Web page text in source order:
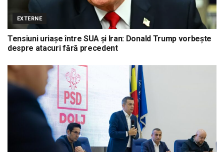
EXTERNE
Tensiuni uriașe între SUA și Iran: Donald Trump vorbește
despre atacuri fără precedent